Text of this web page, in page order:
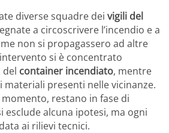
diverse squadre dei vigili del
a circoscrivere l’incendio e a
non si propagassero ad altre
si è concentrato
del container incendiato, mentre
presenti nelle vicinanze.
momento, restano in fase di
esclude alcuna ipotesi, ma ogni
ai rilievi tecnici.